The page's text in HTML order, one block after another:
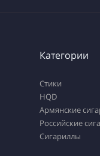
Категории
Стики
HQD
Армянские
Российские
Сигариллы